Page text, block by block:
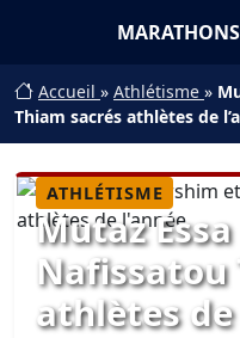
Accueil » Athlétisme »
Thiam sacrés athlètes de
ATHLÉTISME
Mutaz
Nafissatou
athlètes de